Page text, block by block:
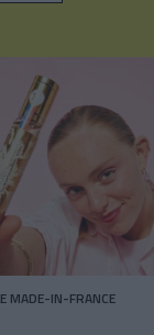
MADE-IN-FRANCE